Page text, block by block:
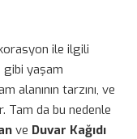
ile ilgili
gibi yaşam
alanının tarzını, ve
Tam da bu nedenle
ve Duvar Kağıdı